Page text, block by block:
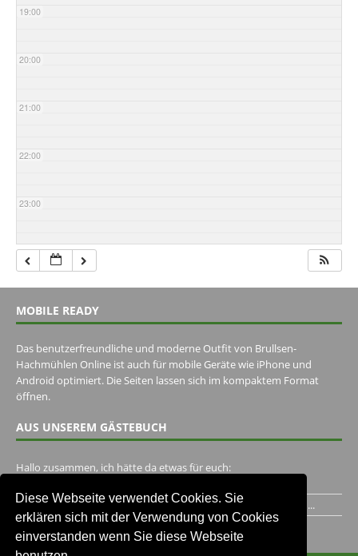
Diese Webseite verwendet Cookies. Sie
erklären sich mit der Verwendung von Cookies
einverstanden wenn Sie diese Webseite
19:00
20:00
21:00
22:00
23:00
MOBILE READY
Das benutzerfreundliche und moderne Outfit von Brullsen-
Hachmühlen Online ist auch für mobile Geräte wie iPhone und
Android optimiert. Die Seiten lassen sich im kompaktem Format
öffnen.
AUS UNSEREM GÄSTEBUCH
Hallo zusammen, ich hätte da etwas für euch:
Ich habe ein Jahr im Gasthaus Hugo Pape verbracht..Habe ihn...
Unser Gästebuch besuchen